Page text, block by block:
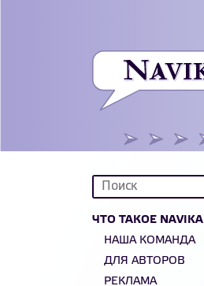
ЧТО ТАКОЕ NAVIKA
НАША КОМАНДА
ДЛЯ АВТОРОВ
РЕКЛАМА